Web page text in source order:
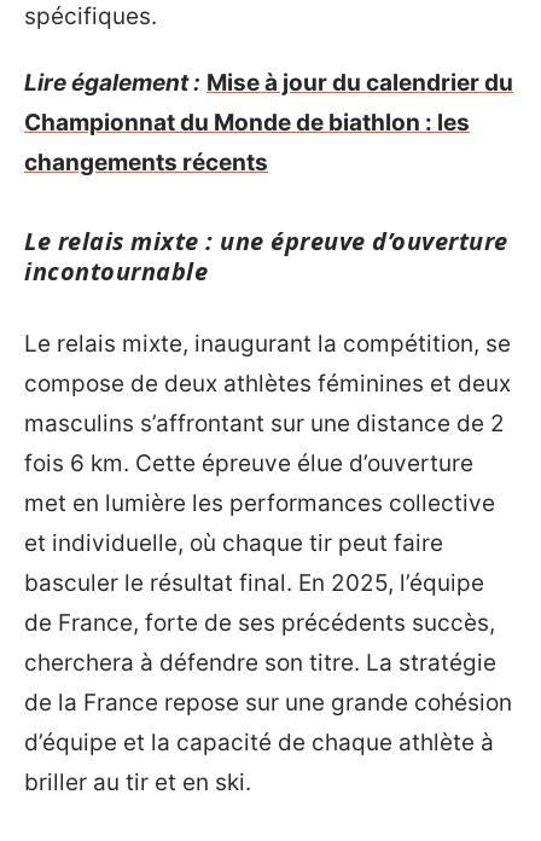
spécifiques.
Lire également : Mise à jour du calendrier du
Championnat du Monde de biathlon : les
changements récents
Le relais mixte : une épreuve d’ouverture
incontournable
Le relais mixte, inaugurant la compétition, se
compose de deux athlètes féminines et deux
masculins s’affrontant sur une distance de 2
fois 6 km. Cette épreuve élue d’ouverture
met en lumière les performances collective
et individuelle, où chaque tir peut faire
basculer le résultat final. En 2025, l’équipe
de France, forte de ses précédents succès,
cherchera à défendre son titre. La stratégie
de la France repose sur une grande cohésion
d’équipe et la capacité de chaque athlète à
briller au tir et en ski.